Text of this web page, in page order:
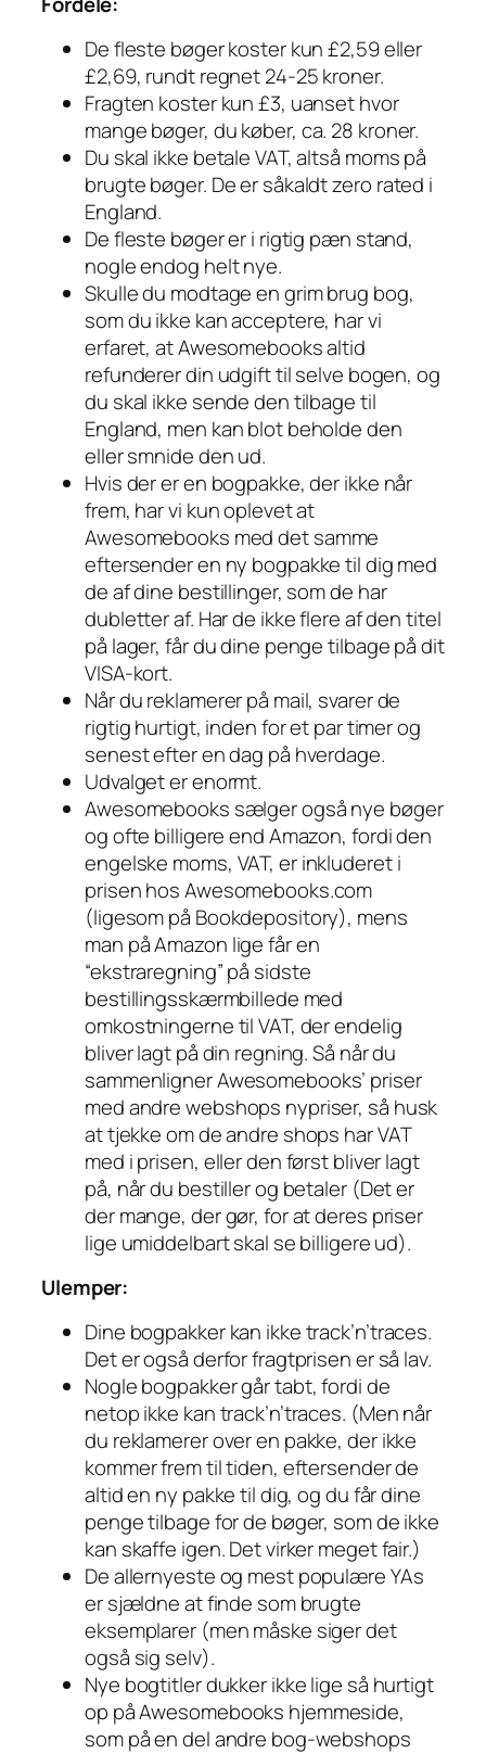
De fleste bøger koster kun £2,59 eller
£2,69, rundt regnet 24-25 kroner.
Fragten koster kun £3, uanset hvor
mange bøger, du køber, ca. 28 kroner.
Du skal ikke betale VAT, altså moms på
brugte bøger. De er såkaldtzero rated i
England.
De fleste bøger er i rigtig pæn stand,
nogle endog helt nye.
Skulle du modtage en grim brug bog,
som du ikke kan acceptere, har vi
erfaret, at Awesomebooks altid
refunderer din udgift til selve bogen, og
du skal ikke sende den tilbage til
England, men kan blot beholde den
eller smnide den ud.
Hvis der er en bogpakke, der ikke når
frem, har vi kun oplevet at
Awesomebooks med det samme
eftersender en ny bogpakke til dig med
de af dine bestillinger, som de har
dubletter af. Har de ikke flere af den titel
på lager, får du dine penge tilbage på dit
VISA-kort.
Når du reklamerer på mail, svarer de
rigtig hurtigt, inden for et par timer og
senest efter en dag på hverdage.
Udvalget er enormt.
Awesomebooks sælger også nye bøger
og ofte billigere end Amazon, fordi den
engelske moms, VAT, er inkluderet i
prisen hos Awesomebooks.com
(ligesom på Bookdepository), mens
man på Amazon lige får en
“ekstraregning” på sidste
bestillingsskærmbillede med
omkostningerne til VAT, der endelig
bliver lagt på din regning. Så når du
sammenligner Awesomebooks’ priser
med andre webshops nypriser, så husk
at tjekke om de andre shops har VAT
med i prisen, eller den først bliver lagt
på, når du bestiller og betaler (Det er
der mange, der gør, for at deres priser
lige umiddelbart skal se billigere ud).
Ulemper:
Dine bogpakker kan ikke track’n’traces.
Det er også derfor fragtprisen er så lav.
Nogle bogpakker går tabt, fordi de
netop ikke kan track’n’traces. (Men når
du reklamerer over en pakke, der ikke
kommer frem til tiden, eftersender de
altid en ny pakke til dig, og du får dine
penge tilbage for de bøger, som de ikke
kan skaffe igen. Det virker meget fair.)
De allernyeste og mest populære YAs
er sjældne at finde som brugte
eksemplarer (men måske siger det
også sig selv).
Nye bogtitler dukker ikke lige så hurtigt
op på Awesomebooks hjemmeside,
som på en del andre bog-webshops